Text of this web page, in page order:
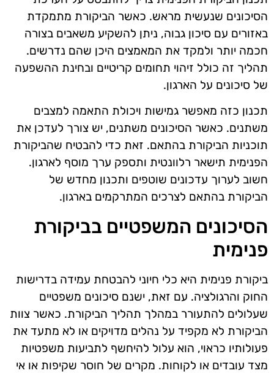
הסיכונים שנעשית מראש. כאשר הביקורת מתמקדת
באזורים עם סיכון גבוה, ניתן להשקיע משאבים בצורה
חכמה יותר ולמקד את המאמצים היכן שהם נדרשים.
תהליך זה כולל זיהוי תחומים קריטיים ובחינת ההשפעה
של סיכונים על הארגון.
תכנון כזה מאפשר גמישות ויכולת התאמה למצבים
משתנים. כאשר הסיכונים משתנים, יש צורך לעדכן את
תוכניות הביקורת בהתאם. זאת כדי להבטיח שהביקורת
הפנימית תישאר רלוונטית ותספק ערך מוסף לארגון.
חשוב לערוך עדכונים שוטפים ותכנון מחדש של
הביקורת בהתאם לצרכים המתרקמים בארגון.
הסיכונים המשפטיים בביקורת
פנימית
ביקורת פנימית היא כלי חיוני להבטחת עמידה בדרישות
החוק והרגולציה. עם זאת, ישנם סיכונים משפטיים
שעלולים להתעורר במהלך תהליך הביקורת. כאשר צוות
הביקורת לא מקפיד על נהלים מדויקים או לא מתעד את
פעולותיו כראוי, הוא עלול להיחשף לתביעות משפטיות
מצד עובדים או לקוחות. מקרים של חוסר שקיפות או אי